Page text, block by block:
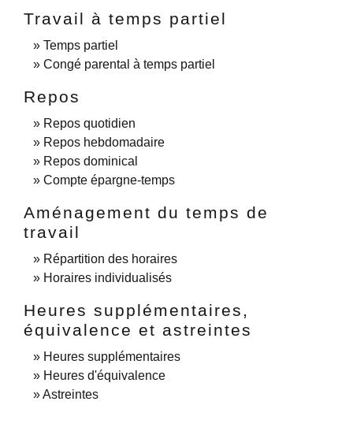
Travail à temps partiel
Temps partiel
Congé parental à temps partiel
Repos
Repos quotidien
Repos hebdomadaire
Repos dominical
Compte épargne-temps
Aménagement du temps de
travail
Répartition des horaires
Horaires individualisés
Heures supplémentaires,
équivalence et astreintes
Heures supplémentaires
Heures d'équivalence
Astreintes